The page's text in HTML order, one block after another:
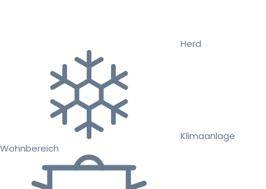
Herd
Klimaanlage
Wohnbereich